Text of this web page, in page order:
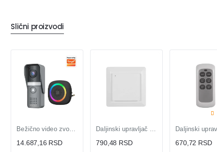
Slični proizvodi
Bežično video zvono T-IP PRO – Smart Wi-Fi + Kamera
14.687,16 RSD
Daljinski upravljač za smart module RC-PK01, 2 tastera, CR2032, do 30 m domet
790,48 RSD 670,72 RSD